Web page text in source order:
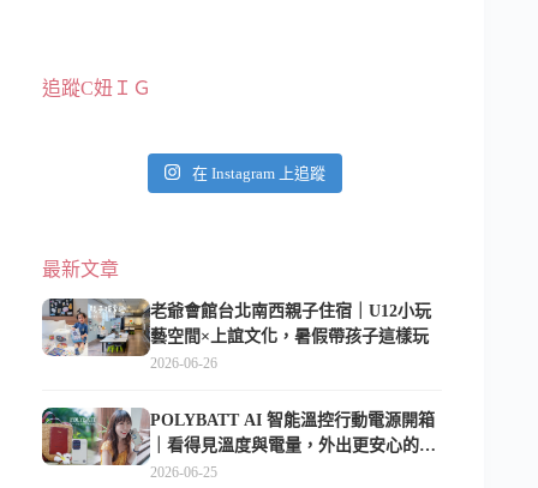
追蹤C妞ＩＧ
在 Instagram 上追蹤
最新文章
老爺會館台北南西親子住宿｜U12小玩
藝空間×上誼文化，暑假帶孩子這樣玩
2026-06-26
POLYBATT AI 智能溫控行動電源開箱
｜看得見溫度與電量，外出更安心的
10000mAh 行動電源
2026-06-25